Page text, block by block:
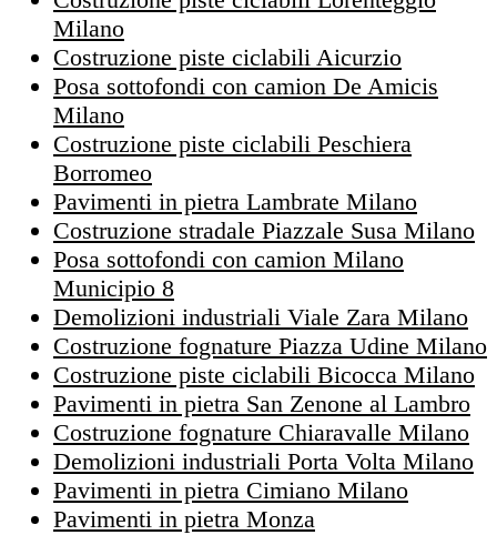
Milano
Costruzione piste ciclabili Aicurzio
Posa sottofondi con camion De Amicis
Milano
Costruzione piste ciclabili Peschiera
Borromeo
Pavimenti in pietra Lambrate Milano
Costruzione stradale Piazzale Susa Milano
Posa sottofondi con camion Milano
Municipio 8
Demolizioni industriali Viale Zara Milano
Costruzione fognature Piazza Udine Milano
Costruzione piste ciclabili Bicocca Milano
Pavimenti in pietra San Zenone al Lambro
Costruzione fognature Chiaravalle Milano
Demolizioni industriali Porta Volta Milano
Pavimenti in pietra Cimiano Milano
Pavimenti in pietra Monza